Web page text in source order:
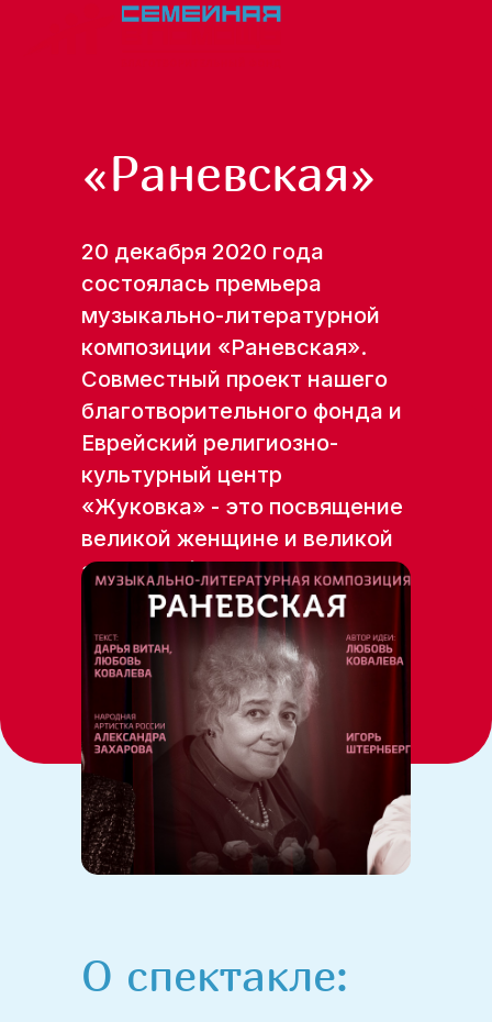
«Раневская»
20 декабря 2020 года
состоялась премьера
музыкально-литературной
композиции «Раневская».
Совместный проект нашего
благотворительного фонда и
Еврейский религиозно-
культурный центр
«Жуковка» - это посвящение
великой женщине и великой
актрисе, Фаине Георгиевне
Раневской.
О спектакле: